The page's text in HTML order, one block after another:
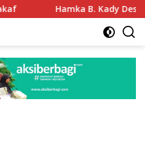
Hamka B. Kady Desak Evaluasi